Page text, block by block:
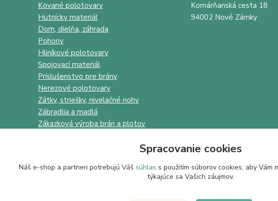
Kované polotovary
Hutnícky materiál
Dom, dielňa, záhrada
Pohony
Hliníkové polotovary
Spojovací materiál
Príslušenstvo pre brány
Nerezové polotovary
Zátky, striešky, nivelačné nohy
Zábradlia a madlá
Zákazková výroba brán a plotov
Komárňanská cesta 18
94002 Nové Zámky
Spracovanie cookies
Náš e-shop a partneri potrebujú Váš súhlas s použitím súborov cookies, aby Vám
týkajúce sa Vašich záujmov.